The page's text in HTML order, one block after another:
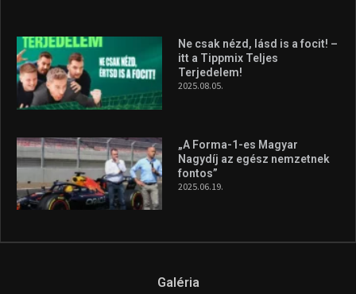
Ne csak nézd, lásd is a focit! –
itt a Tippmix Teljes
Terjedelem!
2025.08.05.
„A Forma-1-es Magyar
Nagydíj az egész nemzetnek
fontos”
2025.06.19.
Galéria